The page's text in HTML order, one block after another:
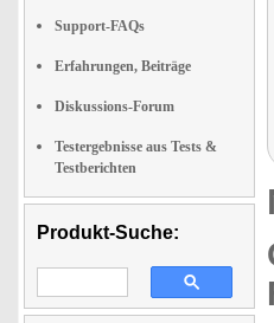
Support-FAQs
Erfahrungen, Beiträge
Diskussions-Forum
Testergebnisse aus Tests &
Testberichten
Produkt-Suche: